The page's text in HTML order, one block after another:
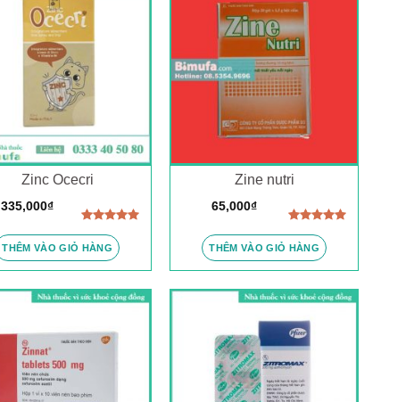
Zinc Ocecri
hạng 5.00
5 sao
335,000₫
THÊM VÀO GIỎ HÀNG
Zine nutri
hạng 5.00
5 sao
65,000₫
THÊM VÀO GIỎ HÀNG